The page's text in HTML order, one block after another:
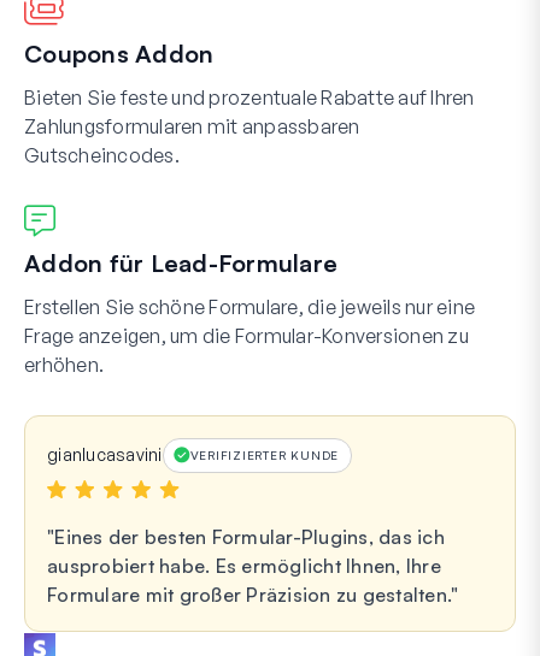
Coupons Addon
Bieten Sie feste und prozentuale Rabatte auf Ihren
Zahlungsformularen mit anpassbaren
Gutscheincodes.
Addon für Lead-Formulare
Erstellen Sie schöne Formulare, die jeweils nur eine
Frage anzeigen, um die Formular-Konversionen zu
erhöhen.
gianlucasavini VERIFIZIERTER KUNDE
Eines der besten Formular-Plugins, das ich
ausprobiert habe. Es ermöglicht Ihnen, Ihre
Formulare mit großer Präzision zu gestalten.